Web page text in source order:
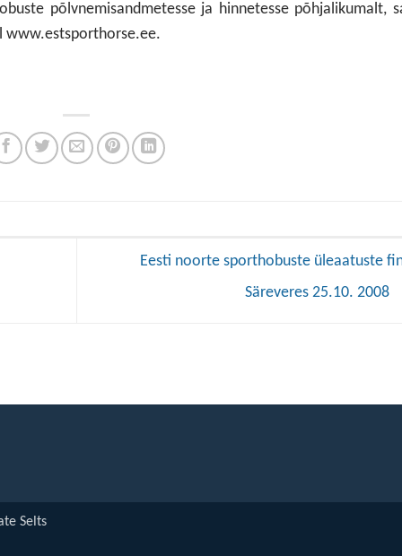
põlvnemisandmetesse ja hinnetesse põhjalikumalt,
www.estsporthorse.ee.
Eesti noorte sporthobuste üleaatuste
Säreveres 25.10. 2008
Selts